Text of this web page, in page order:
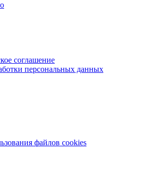
соглашение
персональных данных
файлов cookies